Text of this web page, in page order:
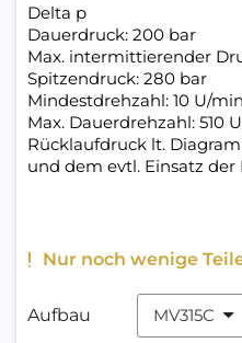
Delta p
Dauerdruck: 200 bar
Max. intermittierender
Spitzendruck: 280 bar
Mindestdrehzahl: 10 U/min
Max. Dauerdrehzahl: 510
Rücklaufdruck lt.
und dem evtl. Einsatz
Nur noch wenige
Aufbau